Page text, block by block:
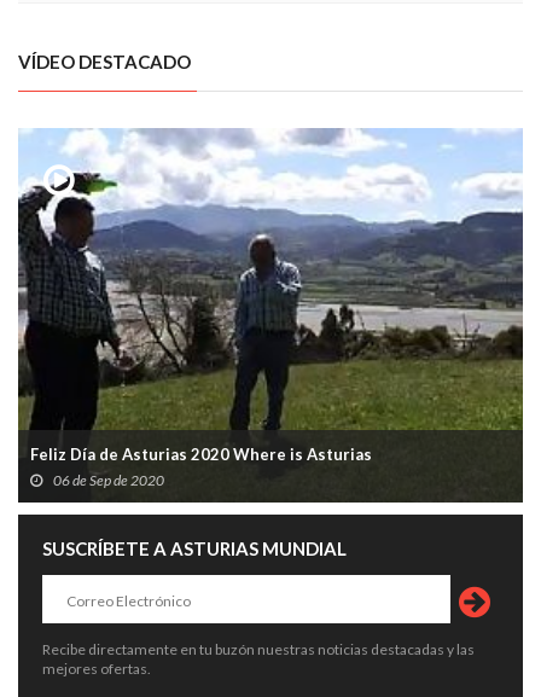
VÍDEO DESTACADO
Feliz Día de Asturias 2020 Where is Asturias
06 de Sep de 2020
SUSCRÍBETE A ASTURIAS MUNDIAL
Recibe directamente en tu buzón nuestras noticias destacadas y las
mejores ofertas.